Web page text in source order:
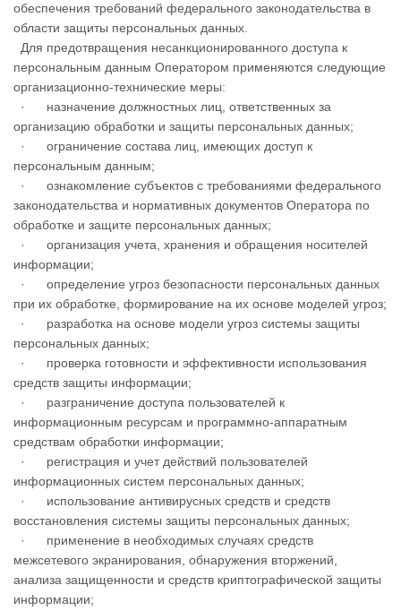
обеспечения требований федерального законодательства в
области защиты персональных данных.
Для предотвращения несанкционированного доступа к
персональным данным Оператором применяются следующие
организационно-технические меры:
· назначение должностных лиц, ответственных за
организацию обработки и защиты персональных данных;
· ограничение состава лиц, имеющих доступ к
персональным данным;
· ознакомление субъектов с требованиями федерального
законодательства и нормативных документов Оператора по
обработке и защите персональных данных;
· организация учета, хранения и обращения носителей
информации;
· определение угроз безопасности персональных данных
при их обработке, формирование на их основе моделей угроз;
· разработка на основе модели угроз системы защиты
персональных данных;
· проверка готовности и эффективности использования
средств защиты информации;
· разграничение доступа пользователей к
информационным ресурсам и программно-аппаратным
средствам обработки информации;
· регистрация и учет действий пользователей
информационных систем персональных данных;
· использование антивирусных средств и средств
восстановления системы защиты персональных данных;
· применение в необходимых случаях средств
межсетевого экранирования, обнаружения вторжений,
анализа защищенности и средств криптографической защиты
информации;